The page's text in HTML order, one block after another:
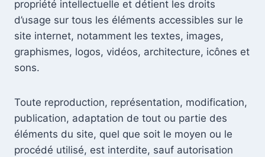
propriété intellectuelle et détient les droits
d’usage sur tous les éléments accessibles sur le
site internet, notamment les textes, images,
graphismes, logos, vidéos, architecture, icônes et
sons.
Toute reproduction, représentation, modification,
publication, adaptation de tout ou partie des
éléments du site, quel que soit le moyen ou le
procédé utilisé, est interdite, sauf autorisation